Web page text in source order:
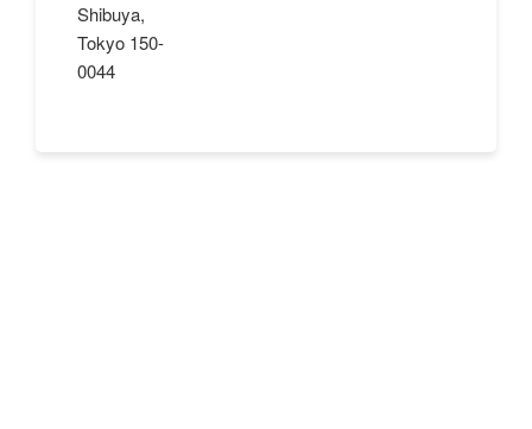
Shibuya,
Tokyo 150-
0044